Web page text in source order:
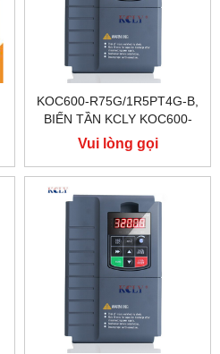
KOC600-R75G/1R5PT4G-B,
BIẾN TẦN KCLY KOC600-
R75G/1R5PT4G-B
Vui lòng gọi